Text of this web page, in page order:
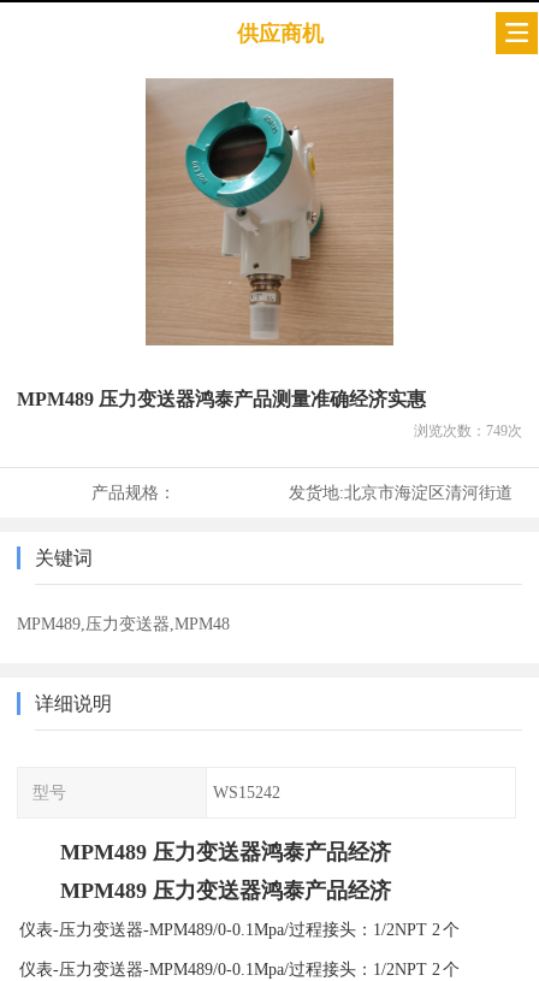
供应商机
MPM489 压力变送器鸿泰产品测量准确经济实惠
浏览次数： 749次
产品规格： 发货地:北京市海淀区清河街道
关键词
MPM489,压力变送器,MPM48
详细说明
型号 WS15242
MPM489 压力变送器鸿泰产品经济
MPM489 压力变送器鸿泰产品经济
仪表-压力变送器-MPM489/0-0.1Mpa/过程接头：1/2NPT 2个
仪表-压力变送器-MPM489/0-0.1Mpa/过程接头：1/2NPT 2个